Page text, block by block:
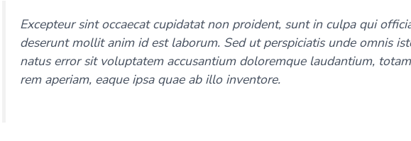
Excepteur sint occaecat cupidatat non proident, sunt in culpa qui
deserunt mollit anim id est laborum. Sed ut perspiciatis unde omnis
natus error sit voluptatem accusantium doloremque laudantium, totam
rem aperiam, eaque ipsa quae ab illo inventore.